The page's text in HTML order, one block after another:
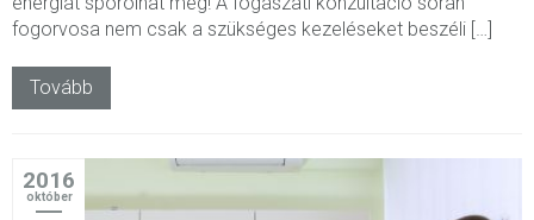
fogorvosa nem csak a szükséges kezeléseket beszéli […]
Tovább
2016
október